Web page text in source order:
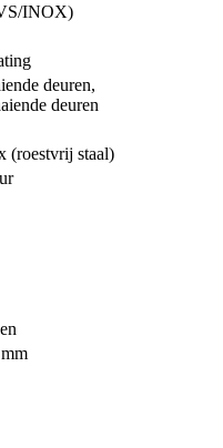
INOX)
deuren,
deuren
(roestvrij staal)